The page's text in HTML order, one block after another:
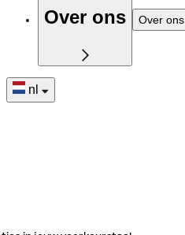
Over ons Over ons
nl